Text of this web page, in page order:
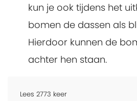
kun je ook tijdens het
bomen de dassen als
Hierdoor kunnen de
achter hen staan.
Lees 2773 keer